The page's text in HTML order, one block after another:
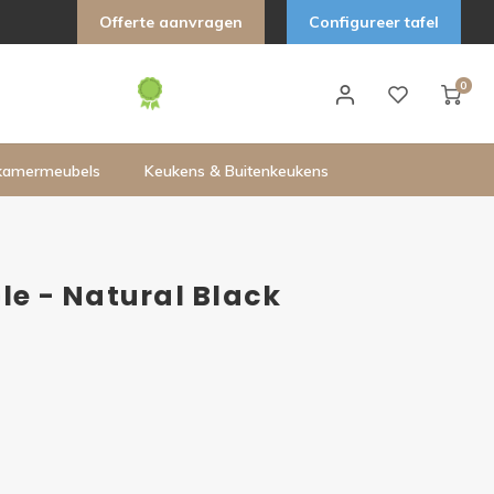
Offerte aanvragen Configureer tafel
0
Keukens & Buitenkeukens
- Natural Black